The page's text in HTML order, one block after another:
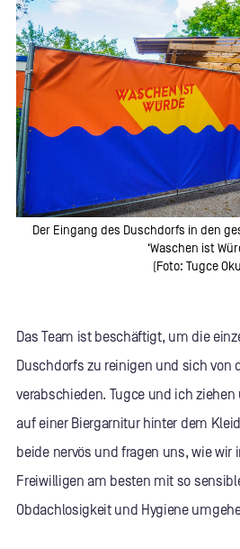
Der Eingang des Duschdorfs in den
‘Waschen ist
(Foto: Tugce
Das Team ist beschäftigt, um die
Duschdorfs zu reinigen und sich von
verabschieden. Tugce und ich
auf einer Biergarnitur hinter dem
beide nervös und fragen uns, wie wir
Freiwilligen am besten mit so
Obdachlosigkeit und Hygiene